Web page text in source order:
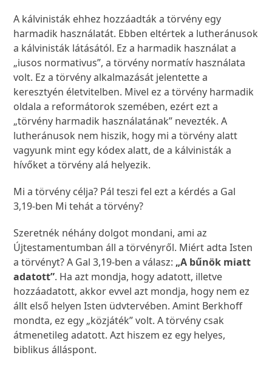
A kálvinisták ehhez hozzáadták a törvény egy
harmadik használatát. Ebben eltértek a lutheránusok
a kálvinisták látásától. Ez a harmadik használat a
„iusos normativus”, a törvény normatív használata
volt. Ez a törvény alkalmazását jelentette a
keresztyén életvitelben. Mivel ez a törvény harmadik
oldala a reformátorok szemében, ezért ezt a
„törvény harmadik használatának” nevezték. A
lutheránusok nem hiszik, hogy mi a törvény alatt
vagyunk mint egy kódex alatt, de a kálvinisták a
hívőket a törvény alá helyezik.
Mi a törvény célja? Pál teszi fel ezt a kérdés a Gal
3,19-ben Mi tehát a törvény?
Szeretnék néhány dolgot mondani, ami az
Újtestamentumban áll a törvényről. Miért adta Isten
a törvényt? A Gal 3,19-ben a válasz: „A bűnök miatt
adatott”. Ha azt mondja, hogy adatott, illetve
hozzáadatott, akkor evvel azt mondja, hogy nem ez
állt első helyen Isten üdvtervében. Amint Berkhoff
mondta, ez egy „közjáték” volt. A törvény csak
átmenetileg adatott. Azt hiszem ez egy helyes,
biblikus álláspont.